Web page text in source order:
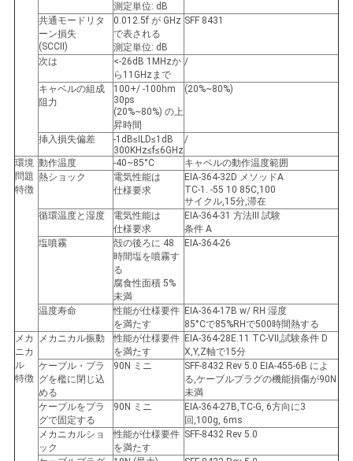
シ
ー
測定単位: dB
共通モードリタ
ーン損失
(SCCII)
0.01 2.5f が GHz
で表される
測定単位: dB
SFF 8431
次は
<-26dB 1MHzか
ら11GHzまで
/
キャベルの組成
阻力
100+/ -100hm
30ps
(20%~80%) の上
昇時間
(20%~80%)
挿入損失偏差
-1dB≤ILD≤1dB
300KHz≤f≤6GHz
/
環境
問題
特徴
動作温度 -40~85°C
キャベルの動作温度範囲
熱ショック
電気性能は
仕様要求
EIA-364-32D メソッドA
TC-1. -55 10 85C,100
サイクル,15分,滞在
循環温度と湿度
電気性能は
仕様要求
EIA-364-31 方法III 試験
条件 A
塩噴霧
殻の後ろに 48
時間塩を噴霧す
る
腐食性面積 5%
未満
EIA-364-26
温度寿命
性能が仕様要件
を満たす
EIA-364-17B w/ RH 湿度
85°Cで85%RHで500時間熱する
メカ
ニカ
ル
特徴
メカニカル振動
性能が仕様要件
を満たす
EIA-364-28E.11 TC-VII,試験条件 D
X,Y,Z軸で15分
ケーブル・プラ
グを檻に閉じ込
める
90N ミニ
SFF-8432 Rev 5.0 EIA-455-6B によ
る,ケーブルプラグの機能損傷が90N
未満
ケーブルをプラ
グで固定する
90N ミニ
EIA-364-27B,TC-G, 6方向に3
回,100g, 6ms
メカニカルショ
ック
性能が仕様要件
を満たす
SFF-8432 Rev 5.0